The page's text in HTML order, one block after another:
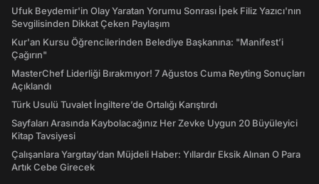
Ufuk Beydemir'in Olay Yaratan Yorumu Sonrası İpek Filiz Yazıcı'nın
Sevgilisinden Dikkat Çeken Paylaşım
Kur'an Kursu Öğrencilerinden Belediye Başkanına: "Manifest’i
Çağırın"
MasterChef Liderliği Bırakmıyor! 7 Ağustos Cuma Reyting Sonuçları
Açıklandı
Türk Usulü Tuvalet İngiltere’de Ortalığı Karıştırdı
Sayfaları Arasında Kaybolacağınız Her Zevke Uygun 20 Büyüleyici
Kitap Tavsiyesi
Çalışanlara Yargıtay’dan Müjdeli Haber: Yıllardır Eksik Alınan O Para
Artık Cebe Girecek